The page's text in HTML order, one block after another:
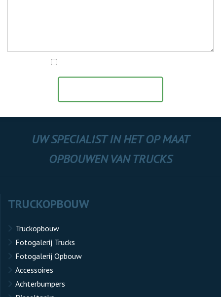
UW SPECIALIST IN HET OP MAAT
OPBOUWEN VAN TRUCKS
TRUCKOPBOUW
Truckopbouw
Fotogalerij Trucks
Fotogalerij Opbouw
Accessoires
Achterbumpers